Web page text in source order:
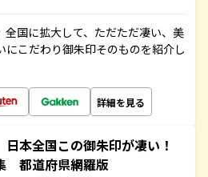
国に拡大して、ただただ凄い、美
にこだわり御朱印そのものを紹介し
詳細を見る
本全国この御朱印が凄い！
都道府県網羅版